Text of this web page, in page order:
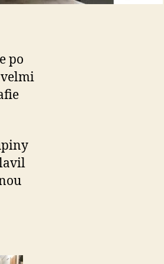
po
velmi